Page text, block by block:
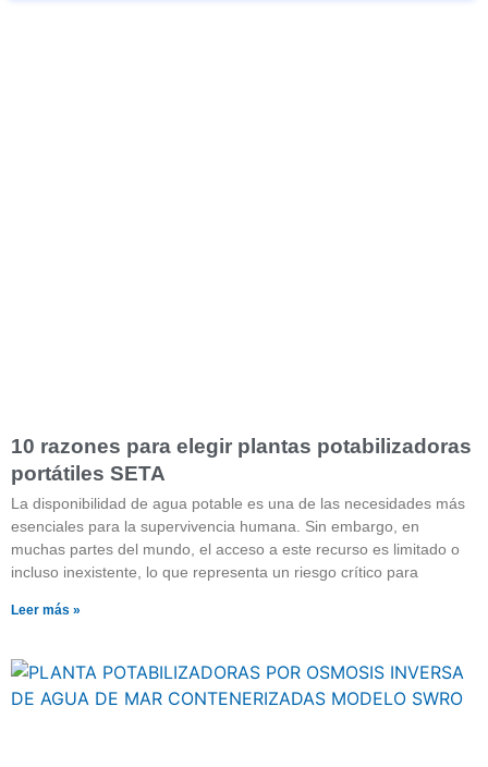
10 razones para elegir plantas potabilizadoras
portátiles SETA
La disponibilidad de agua potable es una de las necesidades más
esenciales para la supervivencia humana. Sin embargo, en
muchas partes del mundo, el acceso a este recurso es limitado o
incluso inexistente, lo que representa un riesgo crítico para
Leer más »